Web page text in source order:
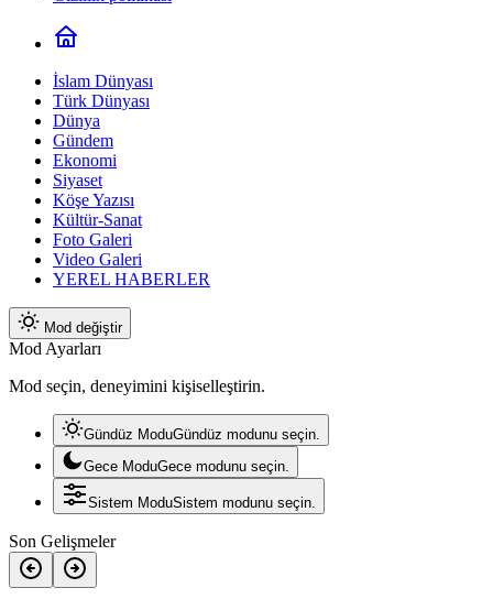
İslam Dünyası
Türk Dünyası
Dünya
Gündem
Ekonomi
Siyaset
Köşe Yazısı
Kültür-Sanat
Foto Galeri
Video Galeri
YEREL HABERLER
Mod değiştir
Mod Ayarları
Mod seçin, deneyimini kişiselleştirin.
Gündüz ModuGündüz modunu seçin.
Gece ModuGece modunu seçin.
Sistem ModuSistem modunu seçin.
Son Gelişmeler